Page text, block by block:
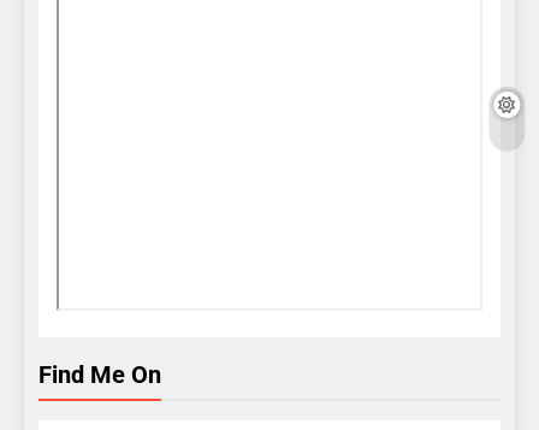
Find Me On